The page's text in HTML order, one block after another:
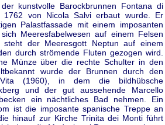
kunstvolle Barockbrunnen Fontana di
von Nicola Salvi erbaut wurde. Er
Palastfassade mit einem imposanten
Meeresfabelwesen auf einem Felsen
steht der Meeresgott Neptun auf einem
durch strömende Fluten gezogen wird.
Münze über die rechte Schulter in den
wurde der Brunnen durch den
(1960), in dem die bildhübsche
und der gut aussehende Marcello
ein nächtliches Bad nehmen. Ein
ist die imposante spanische Treppe an
hinauf zur Kirche Trinita dei Monti führt